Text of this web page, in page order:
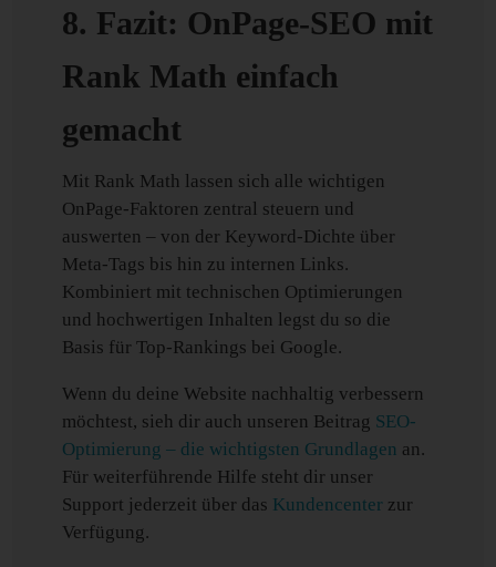
8. Fazit: OnPage-SEO mit
Rank Math einfach
gemacht
Mit Rank Math lassen sich alle wichtigen
OnPage-Faktoren zentral steuern und
auswerten – von der Keyword-Dichte über
Meta-Tags bis hin zu internen Links.
Kombiniert mit technischen Optimierungen
und hochwertigen Inhalten legst du so die
Basis für Top-Rankings bei Google.
Wenn du deine Website nachhaltig verbessern
möchtest, sieh dir auch unseren Beitrag SEO-
Optimierung – die wichtigsten Grundlagen an.
Für weiterführende Hilfe steht dir unser
Support jederzeit über das Kundencenter zur
Verfügung.